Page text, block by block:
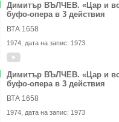
Димитър ВЪЛЧЕВ. «Цар и
буфо-опера в 3 действия
ВТА 1658
1974 , дата на запис: 1973
Димитър ВЪЛЧЕВ. «Цар и
буфо-опера в 3 действия
ВТА 1658
1974 , дата на запис: 1973